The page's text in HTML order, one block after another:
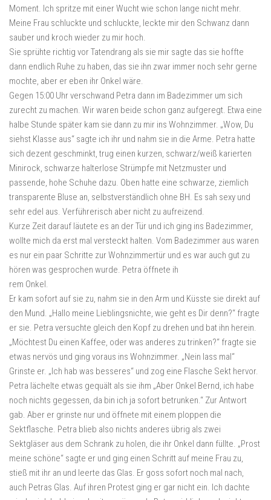
Moment. Ich spritze mit einer Wucht wie schon lange nicht mehr.
Meine Frau schluckte und schluckte, leckte mir den Schwanz dann
sauber und kroch wieder zu mir hoch.
Sie sprühte richtig vor Tatendrang als sie mir sagte das sie hoffte
dann endlich Ruhe zu haben, das sie ihn zwar immer noch sehr gerne
mochte, aber er eben ihr Onkel wäre.
Gegen 15:00 Uhr verschwand Petra dann im Badezimmer um sich
zurecht zu machen. Wir waren beide schon ganz aufgeregt. Etwa eine
halbe Stunde später kam sie dann zu mir ins Wohnzimmer. „Wow, Du
siehst Klasse aus“ sagte ich ihr und nahm sie in die Arme. Petra hatte
sich dezent geschminkt, trug einen kurzen, schwarz/weiß karierten
Minirock, schwarze halterlose Strümpfe mit Netzmuster und
passende, hohe Schuhe dazu. Oben hatte eine schwarze, ziemlich
transparente Bluse an, selbstverständlich ohne BH. Es sah sexy und
sehr edel aus. Verführerisch aber nicht zu aufreizend.
Kurze Zeit darauf läutete es an der Tür und ich ging ins Badezimmer,
wollte mich da erst mal versteckt halten. Vom Badezimmer aus waren
es nur ein paar Schritte zur Wohnzimmertür und es war auch gut zu
hören was gesprochen wurde. Petra öffnete ih
rem Onkel.
Er kam sofort auf sie zu, nahm sie in den Arm und Küsste sie direkt auf
den Mund. „Hallo meine Lieblingsnichte, wie geht es Dir denn?“ fragte
er sie. Petra versuchte gleich den Kopf zu drehen und bat ihn herein.
„Möchtest Du einen Kaffee, oder was anderes zu trinken?“ fragte sie
etwas nervös und ging voraus ins Wohnzimmer. „Nein lass mal“
Grinste er. „Ich hab was besseres“ und zog eine Flasche Sekt hervor.
Petra lächelte etwas gequält als sie ihm „Aber Onkel Bernd, ich habe
noch nichts gegessen, da bin ich ja sofort betrunken.“ Zur Antwort
gab. Aber er grinste nur und öffnete mit einem ploppen die
Sektflasche. Petra blieb also nichts anderes übrig als zwei
Sektgläser aus dem Schrank zu holen, die ihr Onkel dann füllte. „Prost
meine schöne“ sagte er und ging einen Schritt auf meine Frau zu,
stieß mit ihr an und leerte das Glas. Er goss sofort noch mal nach,
auch Petras Glas. Auf ihren Protest ging er gar nicht ein. Ich dachte